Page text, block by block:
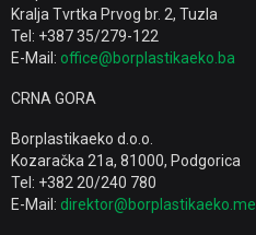
Kralja Tvrtka Prvog br. 2, Tuzla
Tel: +387 35/279-122
E-Mail: office@borplastikaeko.ba
CRNA GORA
Borplastikaeko d.o.o.
Kozaračka 21a, 81000, Podgorica
Tel: +382 20/240 780
E-Mail: direktor@borplastikaeko.me